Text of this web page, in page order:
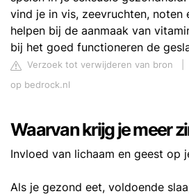
vind je in vis, zeevruchten, noten
helpen bij de aanmaak van
bij het goed functioneren de
Verzoek tot verwijderen van bron
op bedrock.nl
Waarvan krijg je meer
Invloed van lichaam en geest op
Als je gezond eet, voldoende